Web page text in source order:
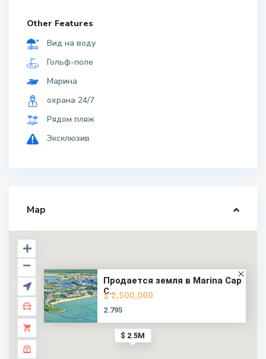
Other Features
Вид на воду
Гольф-поле
Марина
охрана 24/7
Рядом пляж
Эксклюзив
Map
$ 2.5M
Продается земля в Marina Cap
C...
$ 2,500,000
2.795